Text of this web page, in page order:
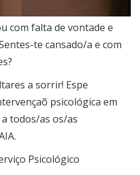
com falta de vontade e
te cansado/a e com
a sorrir! Espe
psicológica em
todos/as os/as
Psicológico